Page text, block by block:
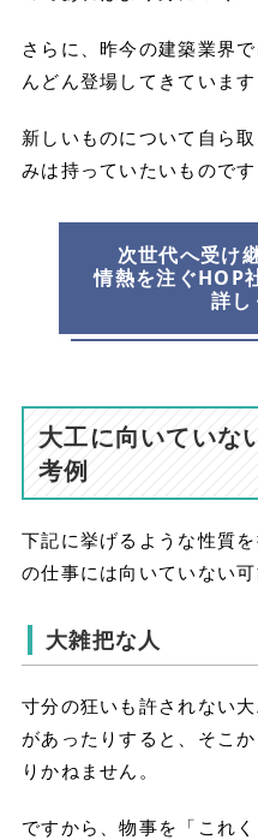
さらに、昨今の建築業界
んどん登場してきています
新しいものについて自ら
みは持っていたいものです
次世代へ受け
情熱を注ぐHOP
詳し
大工に向いていな
考例
下記に挙げるような性質
の仕事には向いていない可
大雑把な人
寸分の狂いも許されない
があったりすると、そこ
りかねません。
ですから、物事を「これ